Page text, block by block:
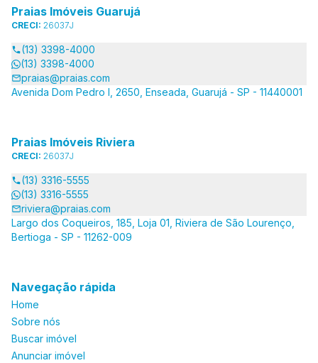
Praias Imóveis Guarujá
CRECI: 26037J
(13) 3398-4000
(13) 3398-4000
praias@praias.com
Avenida Dom Pedro I, 2650, Enseada, Guarujá - SP - 11440001
Praias Imóveis Riviera
CRECI: 26037J
(13) 3316-5555
(13) 3316-5555
riviera@praias.com
Largo dos Coqueiros, 185, Loja 01, Riviera de São Lourenço,
Bertioga - SP - 11262-009
Navegação rápida
Home
Sobre nós
Buscar imóvel
Anunciar imóvel